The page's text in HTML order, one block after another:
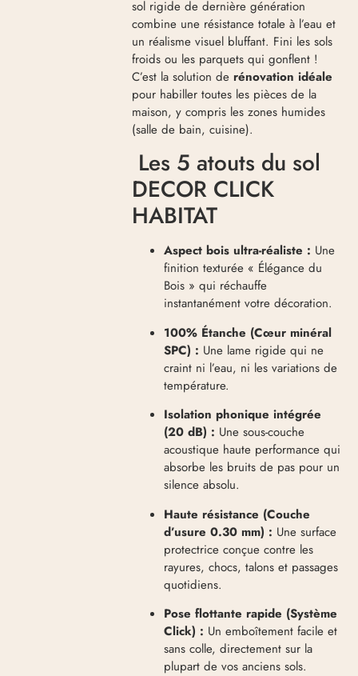
sol rigide de dernière génération
combine une résistance totale à l’eau et
un réalisme visuel bluffant. Fini les sols
froids ou les parquets qui gonflent !
C’est la solution de rénovation idéale
pour habiller toutes les pièces de la
maison, y compris les zones humides
(salle de bain, cuisine).
Les 5 atouts du sol
DECOR CLICK
HABITAT
Aspect bois ultra-réaliste : Une
finition texturée « Élégance du
Bois » qui réchauffe
instantanément votre décoration.
100% Étanche (Cœur minéral
SPC) : Une lame rigide qui ne
craint ni l’eau, ni les variations de
température.
Isolation phonique intégrée
(20 dB) : Une sous-couche
acoustique haute performance qui
absorbe les bruits de pas pour un
silence absolu.
Haute résistance (Couche
d’usure 0.30 mm) : Une surface
protectrice conçue contre les
rayures, chocs, talons et passages
quotidiens.
Pose flottante rapide (Système
Click) : Un emboîtement facile et
sans colle, directement sur la
plupart de vos anciens sols.